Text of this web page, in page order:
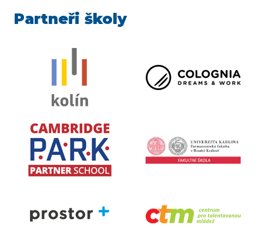
Partneři školy